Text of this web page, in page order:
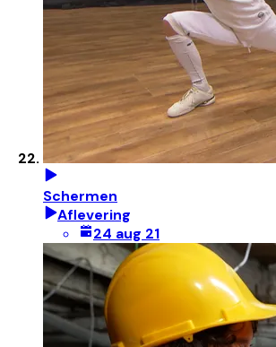
Schermen
Aflevering
24 aug 21